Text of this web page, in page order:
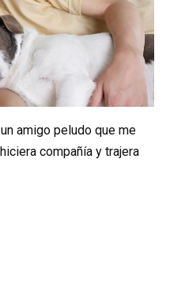
amigo peludo que me
compañía y trajera